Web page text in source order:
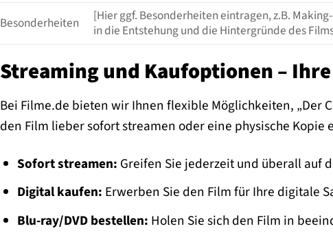
Besonderheiten
[Hier ggf. Besonderheiten eintragen, z.B.
in die Entstehung und die Hintergründe des
Streaming und Kaufoptionen –
Bei Filme.de bieten wir Ihnen flexible Möglichkeiten, „Der
den Film lieber sofort streamen oder eine physische
Sofort streamen: Greifen Sie jederzeit und überall auf
Digital kaufen: Erwerben Sie den Film für Ihre digitale
Blu-ray/DVD bestellen: Holen Sie sich den Film in